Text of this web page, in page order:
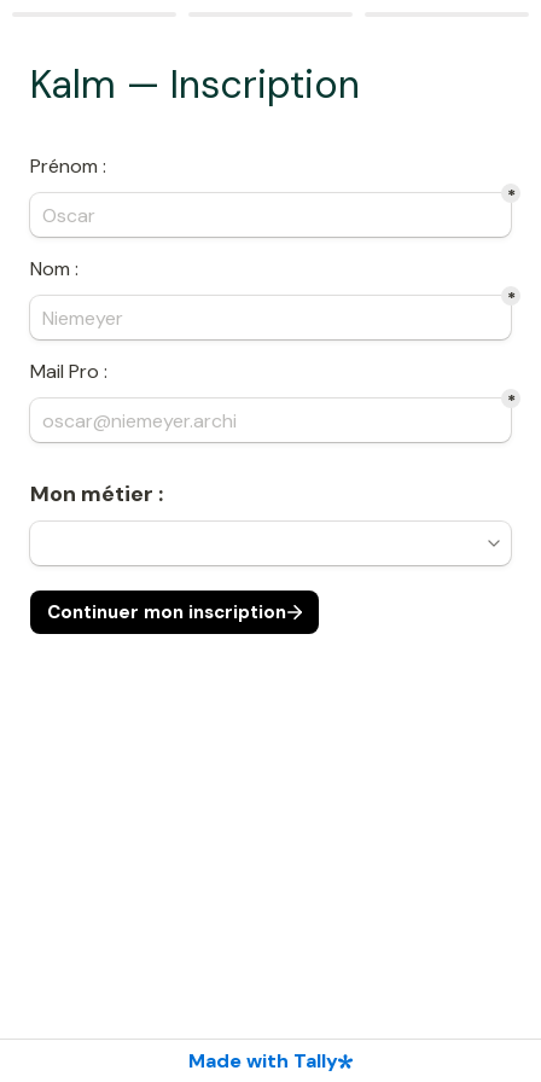
Kalm — Inscription
Prénom :
*
Nom :
*
Mail Pro :
*
Mon métier :
Continuer mon inscription
Made with Tally